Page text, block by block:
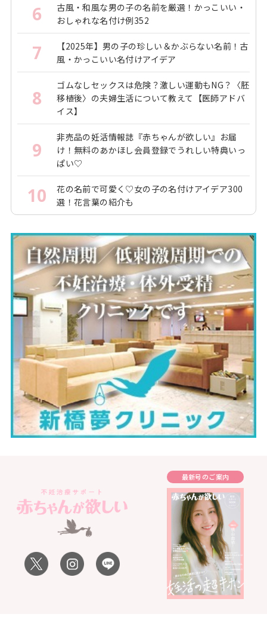
6
古風・和風な男の子の名前を厳選！かっこいい・
おしゃれな名付け例352
7
【2025年】男の子の珍しい＆かぶらない名前！古
風・かっこいい名付けアイデア
8
ゴムなしセックスは危険？激しい運動もNG？〈胚
移植後〉の夫婦生活について教えて【医師アドバ
イス】
9
非売品の妊活情報誌『赤ちゃんが欲しい』お届
け！無料のあかほし会員登録でうれしい特典いっ
ぱい♡
10
花の名前で可愛く♡女の子の名付けアイデア300
選！花言葉の紹介も
最新号のご案内